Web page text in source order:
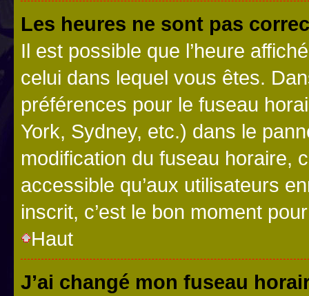
Les heures ne sont pas
Il est possible que l’heure
celui dans lequel vous êtes.
préférences pour le fuseau
York, Sydney, etc.) dans le
modification du fuseau horaire,
accessible qu’aux utilisateurs
inscrit, c’est le bon moment
Haut
J’ai changé mon fuseau